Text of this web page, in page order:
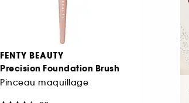
FENTY BEAUTY
Precision Foundation Brush
Pinceau maquillage